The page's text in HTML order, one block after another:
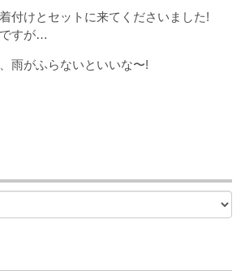
付けとセットに来てくださいました!
すが…
雨がふらないといいな〜!